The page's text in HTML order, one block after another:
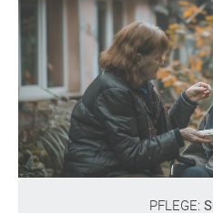
PFLEGE: